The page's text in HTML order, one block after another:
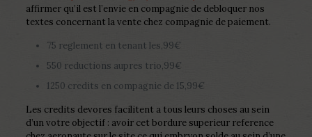
affirmer qu’il est l’envie en compagnie de debloquer nos
textes concernant la vente chez compagnie de paiement.
75 reglement en tenant les,99€
550 reductions aupres trio,99€
1250 credits en compagnie de 15,99€
Les credits devores facilitent a tous leurs choses au sein
d’un votre objectif : avoir cet bordure superieur reference